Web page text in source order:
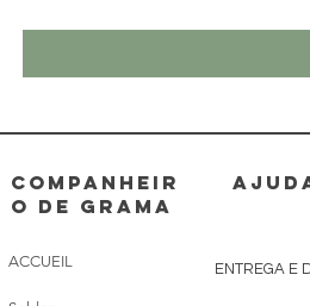
Companheir
o de grama
ACCUEIL ENTREGA E